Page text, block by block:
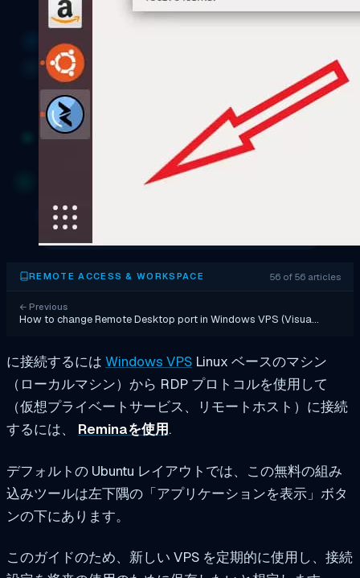
REMOTE ACCESS & WORKSPACE 56 of 56 articles
← Previous
How to change Remote Desktop port in Windows VPS (Visua…
に接続するには Windows VPS Linux ベースのマシン
（ローカルマシン）から RDP プロトコルを使用して
（仮想プライベートサービス、リモートホスト）に接続
するには、 Reminaを使用.
デフォルトの Ubuntu レイアウトでは、この無料の組み
込みツールは左下隅の「アプリケーションを表示」ボタ
ンの下にあります。
このガイドのため、新しい VPS を定期的に使用し、接続